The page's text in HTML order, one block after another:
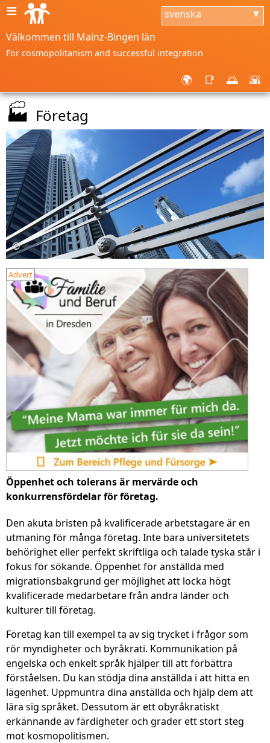
≡ svenska ▼
Välkommen till Mainz-Bingen län
For cosmopolitanism and successful integration
🌍 📑 🌅 🌇
🏭 Företag
©
Advert
Öppenhet och tolerans är mervärde och
konkurrensfördelar för företag.
Den akuta bristen på kvalificerade arbetstagare är en
utmaning för många företag. Inte bara universitetets
behörighet eller perfekt skriftliga och talade tyska står i
fokus för sökande. Öppenhet för anställda med
migrationsbakgrund ger möjlighet att locka högt
kvalificerade medarbetare från andra länder och
kulturer till företag.
Företag kan till exempel ta av sig trycket i frågor som
rör myndigheter och byråkrati. Kommunikation på
engelska och enkelt språk hjälper till att förbättra
förståelsen. Du kan stödja dina anställda i att hitta en
lägenhet. Uppmuntra dina anställda och hjälp dem att
lära sig språket. Dessutom är ett obyråkratiskt
erkännande av färdigheter och grader ett stort steg
mot kosmopolitismen.